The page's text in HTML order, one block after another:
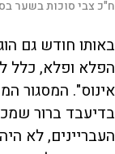
ח"כ צבי סוכות בשער בסיס
באותו חודש גם
הפלא ופלא, כלל
אינוס". המסגור
בדיעבד ברור
העבריינים, לא